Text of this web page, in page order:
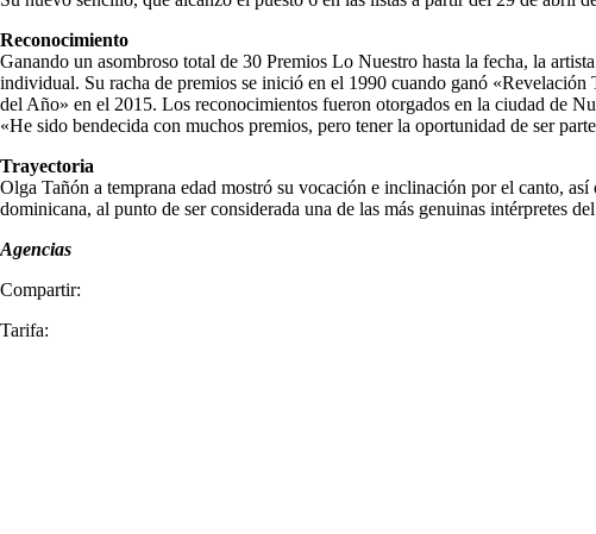
Reconocimiento
Ganando un asombroso total de 30 Premios Lo Nuestro hasta la fecha, la
individual. Su racha de premios se inició en el 1990 cuando ganó
del Año» en el 2015. Los reconocimientos fueron otorgados en la ciudad de
«He sido bendecida con muchos premios, pero tener la oportunidad de ser
Trayectoria
Olga Tañón a temprana edad mostró su vocación e inclinación por el canto,
dominicana, al punto de ser considerada una de las más genuinas intérpretes
Agencias
Compartir:
Tarifa: